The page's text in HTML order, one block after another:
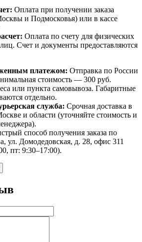
Оплата при получении заказа
и Подмосковья) или в кассе
Оплата по счету для физических
Счет и документы предоставляются
платежом: Отправка по России
стоимость — 300 руб.
или пункта самовывоза. Габаритные
отдельно.
служба: Срочная доставка в
и области (уточняйте стоимость и
способ получения заказа по
ул. Домодедовская, д. 28, офис 311
пт: 9:30–17:00).